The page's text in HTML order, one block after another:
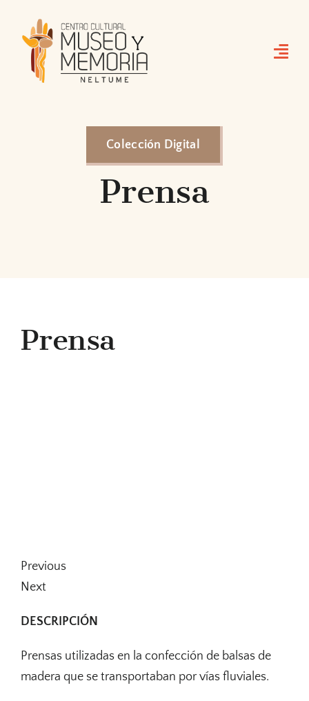
content
Colección Digital
Prensa
Prensa
Previous
Next
DESCRIPCIÓN
Prensas utilizadas en la confección de balsas de
madera que se transportaban por vías fluviales.